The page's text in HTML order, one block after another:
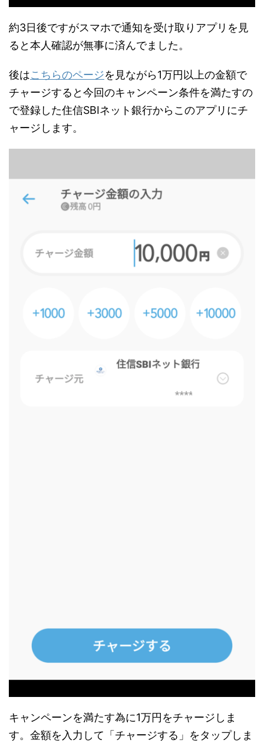
約3日後ですがスマホで通知を受け取りアプリを見
ると本人確認が無事に済んでました。
後はこちらのページを見ながら1万円以上の金額で
チャージすると今回のキャンペーン条件を満たすの
で登録した住信SBIネット銀行からこのアプリにチ
ャージします。
キャンペーンを満たす為に1万円をチャージしま
す。金額を入力して「チャージする」をタップしま